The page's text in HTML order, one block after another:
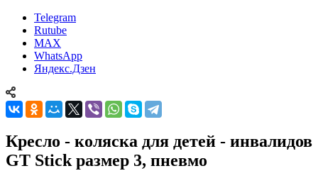
Telegram
Rutube
MAX
WhatsApp
Яндекс.Дзен
Кресло - коляска для детей - инвалидов
GT Stick размер 3, пневмо